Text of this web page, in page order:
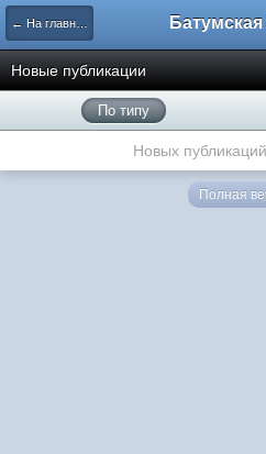
← На главную
Новые публикации
По типу
Новых
Полная